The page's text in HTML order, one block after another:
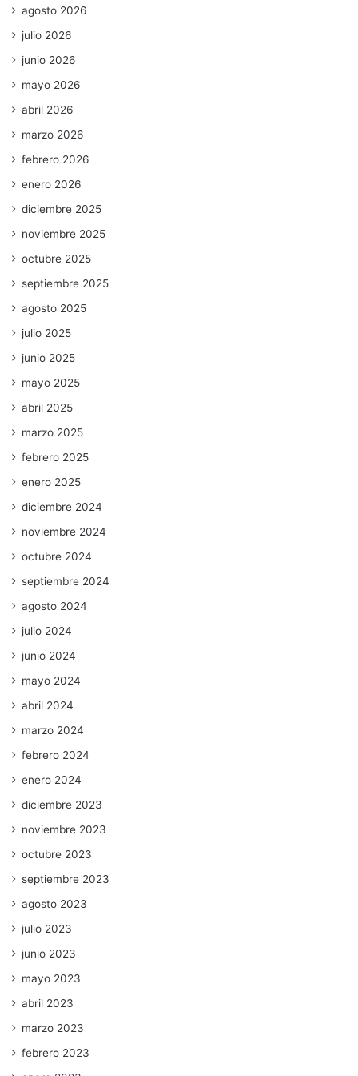
agosto 2026
julio 2026
junio 2026
mayo 2026
abril 2026
marzo 2026
febrero 2026
enero 2026
diciembre 2025
noviembre 2025
octubre 2025
septiembre 2025
agosto 2025
julio 2025
junio 2025
mayo 2025
abril 2025
marzo 2025
febrero 2025
enero 2025
diciembre 2024
noviembre 2024
octubre 2024
septiembre 2024
agosto 2024
julio 2024
junio 2024
mayo 2024
abril 2024
marzo 2024
febrero 2024
enero 2024
diciembre 2023
noviembre 2023
octubre 2023
septiembre 2023
agosto 2023
julio 2023
junio 2023
mayo 2023
abril 2023
marzo 2023
febrero 2023